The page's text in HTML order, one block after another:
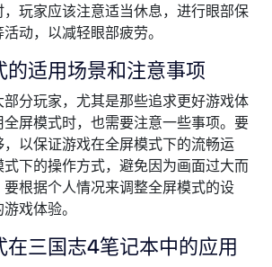
玩家应该注意适当休息，进行眼部保
动，以减轻眼部疲劳。
的适用场景和注意事项
分玩家，尤其是那些追求更好游戏体
屏模式时，也需要注意一些事项。要
以保证游戏在全屏模式下的流畅运
下的操作方式，避免因为画面过大而
根据个人情况来调整全屏模式的设
戏体验。
在三国志4笔记本中的应用